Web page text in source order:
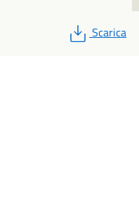
PDF
Scarica